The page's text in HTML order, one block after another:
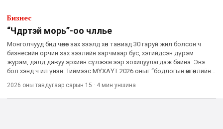
Бизнес
“Чөдөртэй морь”-оо чөлөөлье
Монголчууд бид чөлөөт зах зээлд хөл тавиад 30 гаруй жил болсон ч
бизнесийн орчин зах зээлийн зарчмаар бус, хэтийдсэн дүрэм
журам, далд давуу эрхийн сүлжээгээр зохицуулагдаж байна. Энэ
бол хэнд ч ил үнэн. Тиймээс МҮХАҮТ 2026 оныг “бодлогын өмгөөллийн
2026 оны тавдугаар сарын 15 · 4 мин уншина